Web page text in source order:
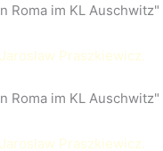
Roma im KL Auschwitz"
Roma im KL Auschwitz"